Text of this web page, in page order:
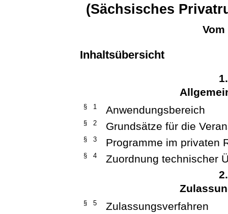
(Sächsisches
Inhaltsübersicht
§ 1 Anwendungsbereich
§ 2 Grundsätze für die
§ 3 Programme im privaten
§ 4
Zuordnung technischer
§ 5 Zulassungsverfahren